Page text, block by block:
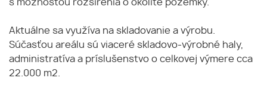
s možnosťou rozšírenia o okolité pozemky.
Aktuálne sa využíva na skladovanie a výrobu.
Súčasťou areálu sú viaceré skladovo-výrobné haly,
administratíva a príslušenstvo o celkovej výmere cca
22.000 m2.